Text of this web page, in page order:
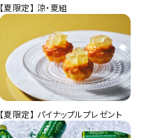
【夏限定】 涼・夏組
【夏限定】 パイナップルプレゼント